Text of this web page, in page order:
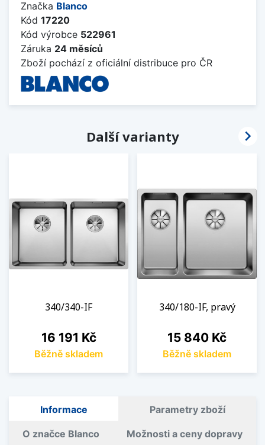
Značka Blanco
Kód 17220
Kód výrobce 522961
Záruka 24 měsíců
Zboží pochází z oficiální distribuce pro ČR
Další varianty
340/340-IF
Cena
16 191 Kč
Běžně skladem
340/180-IF, pravý
Cena
15 840 Kč
Běžně skladem

Informace Parametry zboží
O značce Blanco Možnosti a ceny dopravy